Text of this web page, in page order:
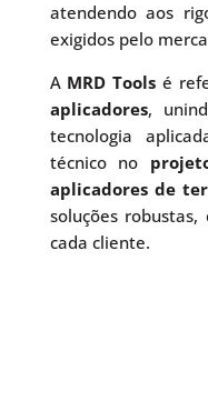
atendendo aos
exigidos pelo
A MRD Tools é
aplicadores,
tecnologia
técnico no
aplicadores de
soluções
cada cliente.